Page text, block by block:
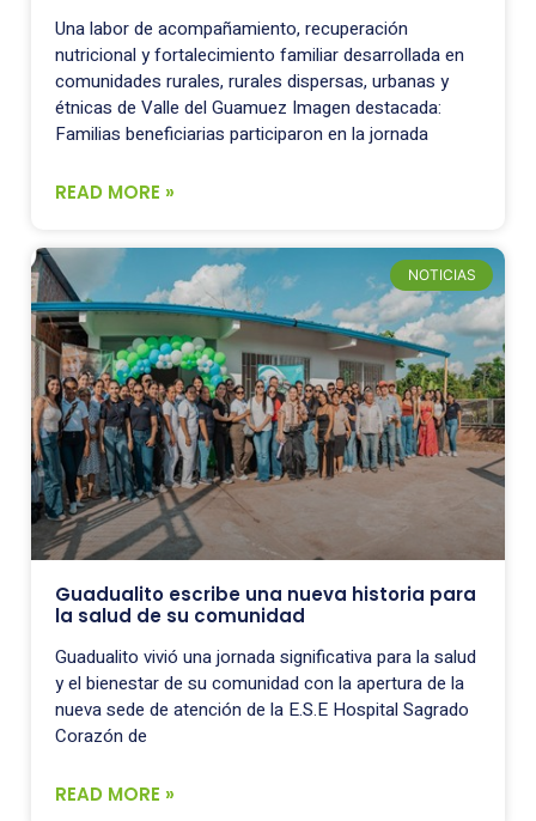
Una labor de acompañamiento, recuperación
nutricional y fortalecimiento familiar desarrollada en
comunidades rurales, rurales dispersas, urbanas y
étnicas de Valle del Guamuez Imagen destacada:
Familias beneficiarias participaron en la jornada
READ MORE »
NOTICIAS
Guadualito escribe una nueva historia para
la salud de su comunidad
Guadualito vivió una jornada significativa para la salud
y el bienestar de su comunidad con la apertura de la
nueva sede de atención de la E.S.E Hospital Sagrado
Corazón de
READ MORE »